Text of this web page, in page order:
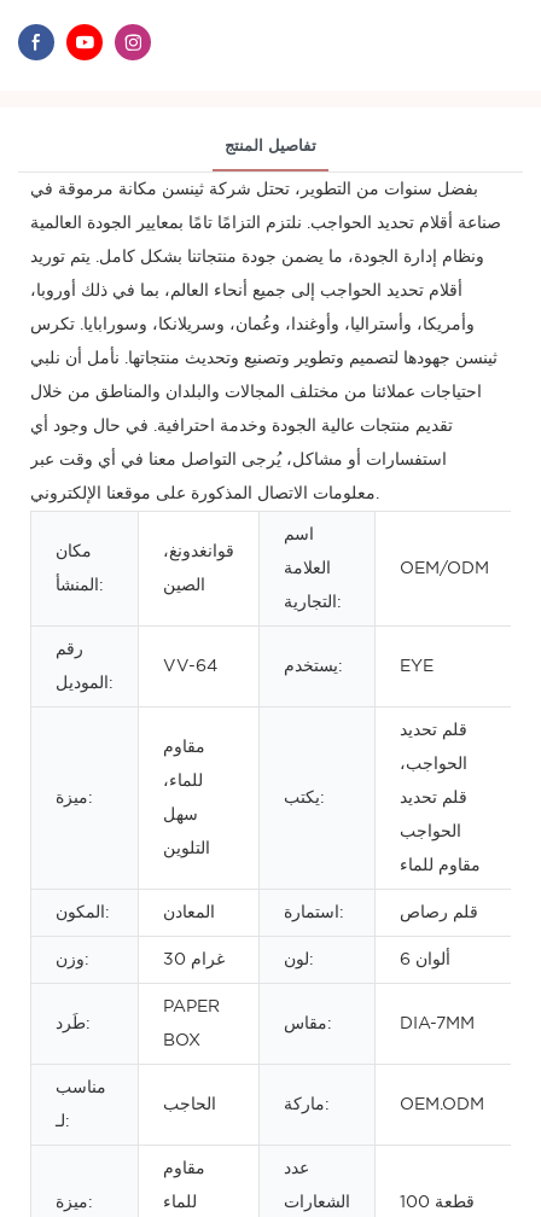
تفاصيل المنتج
بفضل سنوات من التطوير، تحتل شركة ثينسن مكانة مرموقة في
صناعة أقلام تحديد الحواجب. نلتزم التزامًا تامًا بمعايير الجودة العالمية
ونظام إدارة الجودة، ما يضمن جودة منتجاتنا بشكل كامل. يتم توريد
أقلام تحديد الحواجب إلى جميع أنحاء العالم، بما في ذلك أوروبا،
وأمريكا، وأستراليا، وأوغندا، وعُمان، وسريلانكا، وسورابايا. تكرس
ثينسن جهودها لتصميم وتطوير وتصنيع وتحديث منتجاتها. نأمل أن نلبي
احتياجات عملائنا من مختلف المجالات والبلدان والمناطق من خلال
تقديم منتجات عالية الجودة وخدمة احترافية. في حال وجود أي
استفسارات أو مشاكل، يُرجى التواصل معنا في أي وقت عبر
مكان
المنشأ:
قوانغدونغ،
الصين
اسم
العلامة
التجارية:
OEM/ODM
رقم
الموديل:
VV-64 يستخدم: EYE
ميزة:
مقاوم
للماء،
سهل
التلوين
يكتب:
قلم تحديد
الحواجب،
قلم تحديد
الحواجب
مقاوم للماء
المكون: المعادن استمارة: قلم رصاص
وزن: 30 غرام لون: 6 ألوان
طَرد:
PAPER
BOX
مقاس: DIA-7MM
مناسب
لـ:
الحاجب ماركة: OEM.ODM
ميزة:
مقاوم
للماء
عدد
الشعارات 100 قطعة